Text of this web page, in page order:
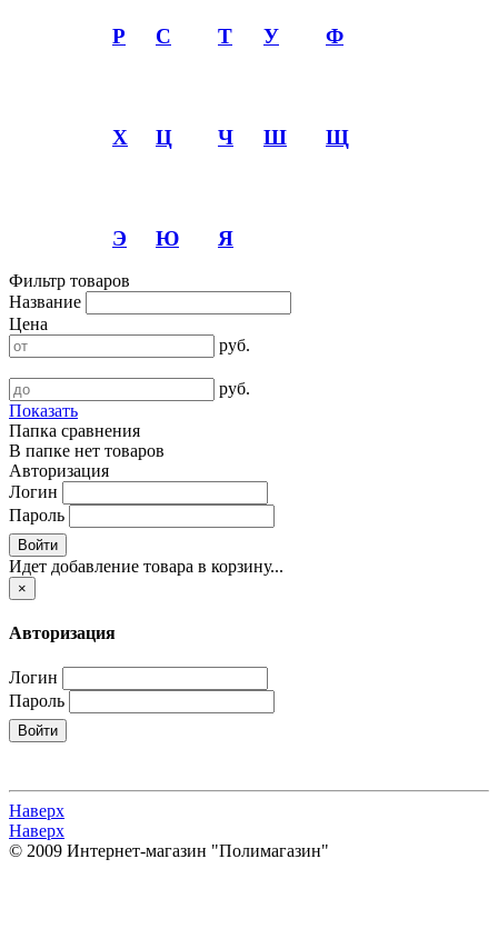
Р С Т У Ф
Х Ц Ч Ш Щ
Э Ю Я
Фильтр товаров
Название
Цена
руб.
руб.
Показать
Папка сравнения
В папке нет товаров
Авторизация
Логин
Пароль
Войти
Идет добавление товара в корзину...
×
Авторизация
Логин
Пароль
Войти
Наверх
Наверх
© 2009 Интернет-магазин "Полимагазин"